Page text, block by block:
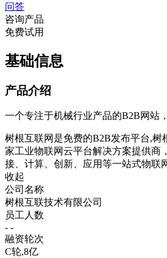
问答
咨询产品
免费试用
基础信息
产品介绍
一个专注于机械行业产品的B2B网站
树根互联网是免费的B2B发布平台,
家工业物联网云平台解决方案提供商
接、计算、创新、应用等一站式物联
收起
公司名称
树根互联技术有限公司
员工人数
- -
融资轮次
C轮,8亿